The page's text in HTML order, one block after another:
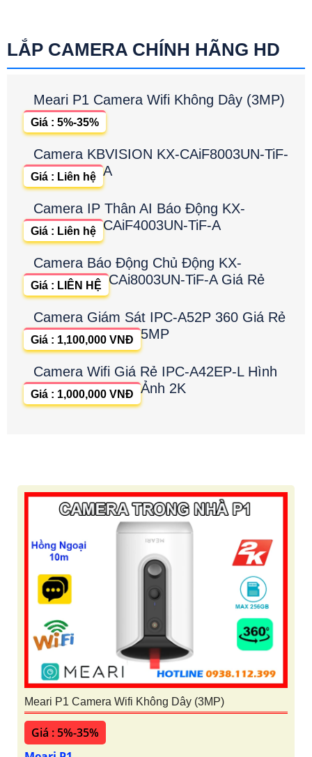
LẮP CAMERA CHÍNH HÃNG HD
Meari P1 Camera Wifi Không Dây (3MP)
Giá : 5%-35%
Camera KBVISION KX-CAiF8003UN-TiF-
A
Giá : Liên hệ
Camera IP Thân AI Báo Động KX-
CAiF4003UN-TiF-A
Giá : Liên hệ
Camera Báo Động Chủ Động KX-
CAi8003UN-TiF-A Giá Rẻ
Giá : LIÊN HỆ
Camera Giám Sát IPC-A52P 360 Giá Rẻ
5MP
Giá : 1,100,000 VNĐ
Camera Wifi Giá Rẻ IPC-A42EP-L Hình
Ảnh 2K
Giá : 1,000,000 VNĐ
Meari P1 Camera Wifi Không Dây (3MP)
Giá : 5%-35%